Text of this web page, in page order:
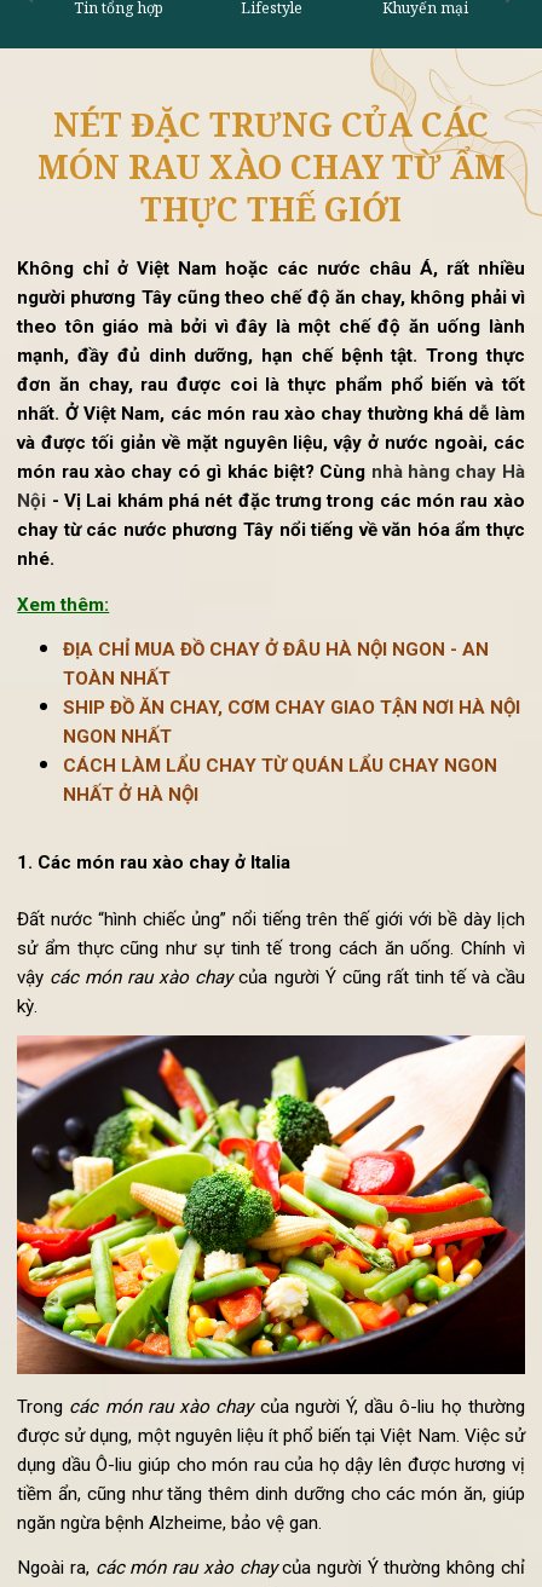
Tin tổng hợp Lifestyle
NÉT ĐẶC TRƯNG CỦA CÁC
MÓN RAU XÀO CHAY TỪ ẨM
THỰC THẾ GIỚI
Không chỉ ở Việt Nam hoặc các nước châu Á, rất
người phương Tây cũng theo chế độ ăn chay, không phải
theo tôn giáo mà bởi vì đây là một chế độ ăn uống
mạnh, đầy đủ dinh dưỡng, hạn chế bệnh tật. Trong
đơn ăn chay, rau được coi là thực phẩm phổ biến và
nhất. Ở Việt Nam, các món rau xào chay thường khá dễ
và được tối giản về mặt nguyên liệu, vậy ở nước ngoài,
món rau xào chay có gì khác biệt? Cùngnhà hàng chay
Nội- Vị Lai khám phá nét đặc trưng trong các món rau
nhé.
Xem thêm:
ĐỊA CHỈ MUA ĐỒ CHAY Ở ĐÂU HÀ NỘI NGON - AN
TOÀN NHẤT
SHIP ĐỒ ĂN CHAY, CƠM CHAY GIAO TẬN NƠI HÀ
NGON NHẤT
NHẤT Ở HÀ NỘI
1. Các món rau xào chay ở Italia
Đất nước “hình chiếc ủng” nổi tiếng trên thế giới với bề dày
vậycác món rau xào chay
của người Ý cũng rất tinh tế và
kỳ.
Trong các món rau xào chay
của người Ý, dầu ô-liu họ
được sử dụng, một nguyên liệu ít phổ biến tại Việt Nam. Việc
dụng dầu Ô-liu giúp cho món rau của họ dậy lên được hương